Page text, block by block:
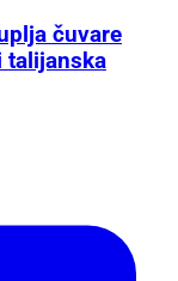
čuvare
talijanska